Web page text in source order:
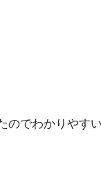
のでわかりやす